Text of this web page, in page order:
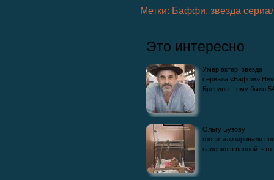
Метки: Баффи, звезда
Это интересно
Умер актер, звезда
сериала «Баффи»
Брендон – ему было
Ольгу Бузову
госпитализировали
падения в ванной: